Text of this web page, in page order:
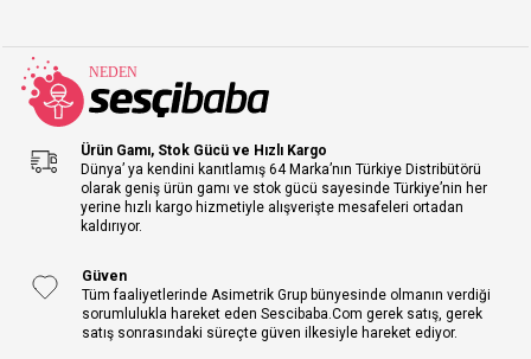
Ürün Gamı, Stok Gücü ve Hızlı Kargo
Dünya’ ya kendini kanıtlamış 64 Marka’nın Türkiye Distribütörü
olarak geniş ürün gamı ve stok gücü sayesinde Türkiye’nin her
yerine hızlı kargo hizmetiyle alışverişte mesafeleri ortadan
kaldırıyor.
Güven
Tüm faaliyetlerinde Asimetrik Grup bünyesinde olmanın verdiği
sorumlulukla hareket eden Sescibaba.Com gerek satış, gerek
satış sonrasındaki süreçte güven ilkesiyle hareket ediyor.